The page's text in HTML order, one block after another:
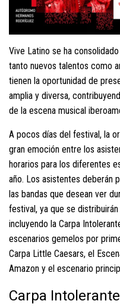
Vive Latino se ha
tanto nuevos talentos como
tienen la oportunidad de
amplia y diversa,
de la escena musical
A pocos días del festival, la
gran emoción entre los
horarios para los diferentes
año. Los asistentes deberán
las bandas que desean ver
festival, ya que se
incluyendo la Carpa
escenarios gemelos por
Carpa Little Caesars, el
Amazon y el escenario
Carpa